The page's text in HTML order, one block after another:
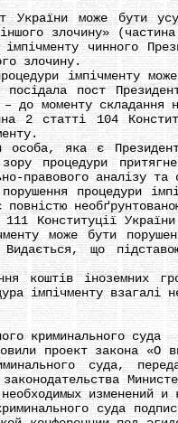
може бути
злочину»
чинного
злочину.
імпічменту
пост
моменту складання
2 статті 104
яка є
процедури
правового аналізу та
процедури
України
може бути
Видається, що
іноземних
імпічменту взагалі
криминального суда
проект закона «О
суда,
изменений
суда